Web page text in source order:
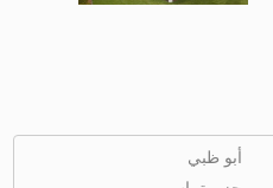
أبو ظبي